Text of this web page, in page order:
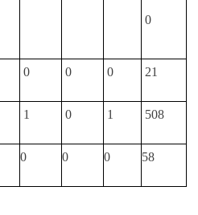
0
0 0 0 21
1 0 1 508
0 0 0 58